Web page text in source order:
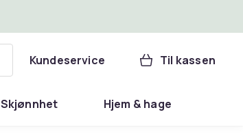
Kundeservice Til kassen
Skjønnhet Hjem & hage